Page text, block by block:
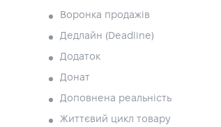
Воронка продажів
Дедлайн (Deadline)
Додаток
Донат
Доповнена реальність
Життєвий цикл товару